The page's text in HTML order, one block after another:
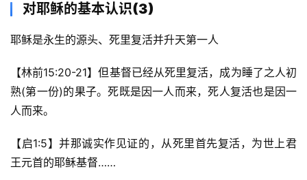
对耶稣的基本认识(3)
耶稣是永生的源头、死里复活并升天第一人
【林前15:20-21】但基督已经从死里复活，成为睡了之人初
熟(第一份)的果子。死既是因一人而来，死人复活也是因一
人而来。
【启1:5】并那诚实作见证的，从死里首先复活，为世上君
王元首的耶稣基督……